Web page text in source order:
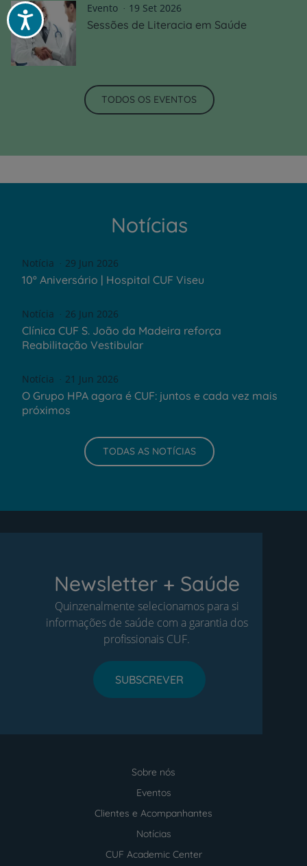
Acessibilidade
Evento 19 Set 2026
Sessões de Literacia em Saúde
TODOS OS EVENTOS
Notícias
Notícia 29 Jun 2026
10º Aniversário | Hospital CUF Viseu
Notícia 26 Jun 2026
Clínica CUF S. João da Madeira reforça
Reabilitação Vestibular
Notícia 21 Jun 2026
O Grupo HPA agora é CUF: juntos e cada vez mais
próximos
TODAS AS NOTÍCIAS
Newsletter + Saúde
Quinzenalmente selecionamos para si
informações de saúde com a garantia dos
profissionais CUF.
SUBSCREVER
Sobre nós
Eventos
Clientes e Acompanhantes
Notícias
CUF Academic Center